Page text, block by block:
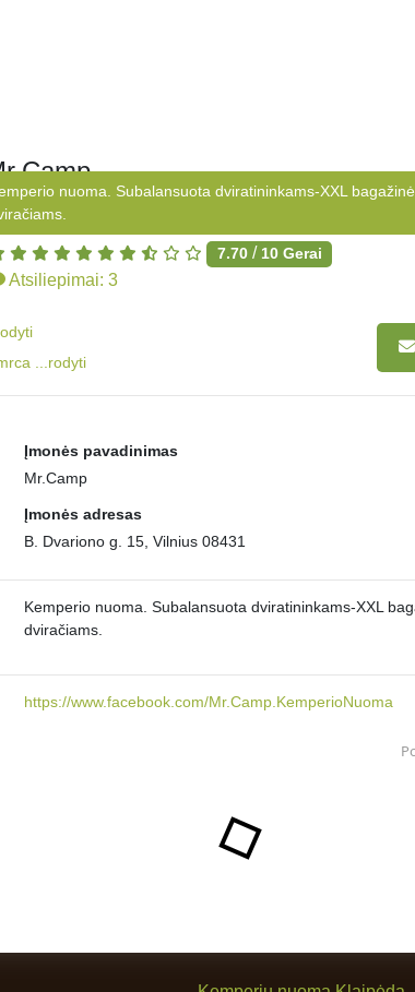
nuoma. Subalansuota dviratininkams-XXL
7.70/ 10 Gerai
Atsiliepimai: 3
...rodyti
Įmonės pavadinimas
Mr.Camp
Įmonės adresas
B. Dvariono g. 15, Vilnius 08431
Kemperio nuoma. Subalansuota dviratininkams-XXL
dviračiams.
https://www.facebook.com/Mr.Camp.KemperioNuoma